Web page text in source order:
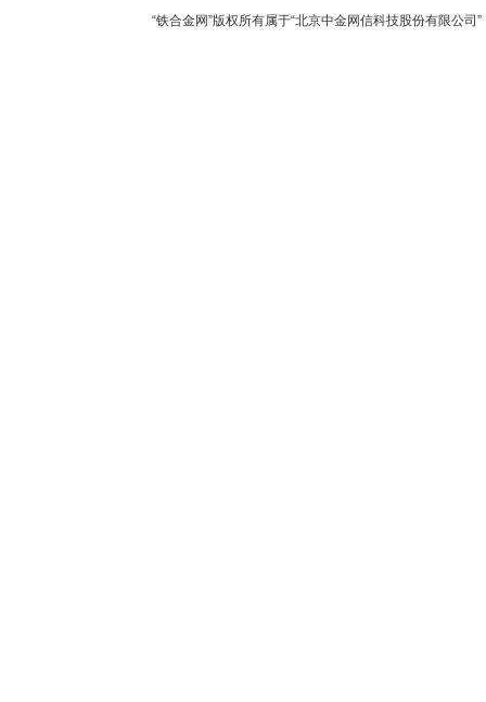
“铁合金网”版权所有属于“北京中金网信科技股份有限公司